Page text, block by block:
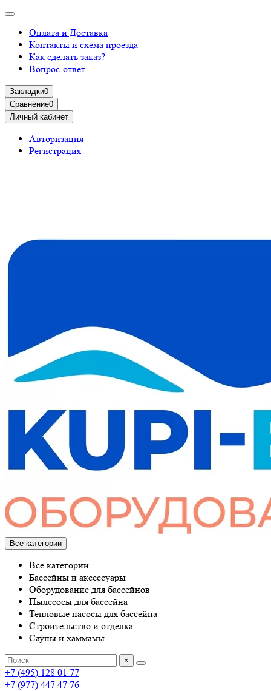
Оплата и Доставка
Контакты и схема проезда
Как сделать заказ?
Вопрос-ответ
Закладки0
Сравнение0
Личный кабинет
Авторизация
Регистрация
Все категории
Все категории
Бассейны и аксессуары
Оборудование для бассейнов
Пылесосы для бассейна
Тепловые насосы для бассейна
Строительство и отделка
Сауны и хаммамы
×
+7 (495) 128 01 77
+7 (977) 447 47 76